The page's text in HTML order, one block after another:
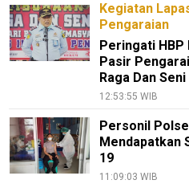
Kegiatan
Pengaraian
Peringati HBP
Pasir
Raga Dan Seni
12:53:55 WIB
Personil
Mendapatkan
19
11:09:03 WIB